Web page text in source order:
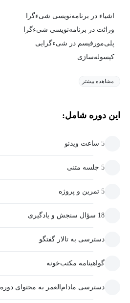
اشیاء در برنامه‌نویسی شی‌ءگرا
وراثت در برنامه‌نویسی شی‌ءگرا
پلی‌مورفیسم در شی‌ءگرایی
کپسوله‌سازی
مشاهده بیشتر
این دوره شامل:
5 ساعت ویدئو
5 جلسه متنی
5 تمرین و پروژه
18 سؤال سنجش و یادگیری
دسترسی به تالار گفتگو
گواهینامه مکتب‌خونه
دسترسی مادام‌العمر به محتوای دوره